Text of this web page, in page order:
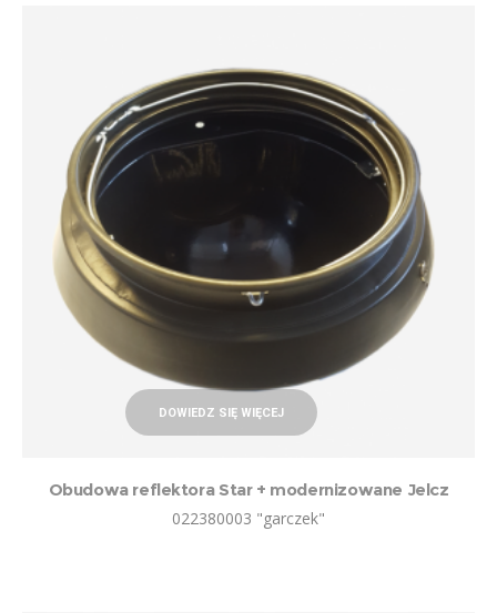
DOWIEDZ SIĘ WIĘCEJ
Obudowa reflektora Star + modernizowane Jelcz
022380003 "garczek"